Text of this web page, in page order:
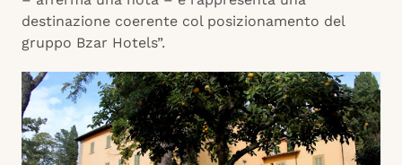
destinazione coerente col posizionamento del
gruppo Bzar Hotels”.